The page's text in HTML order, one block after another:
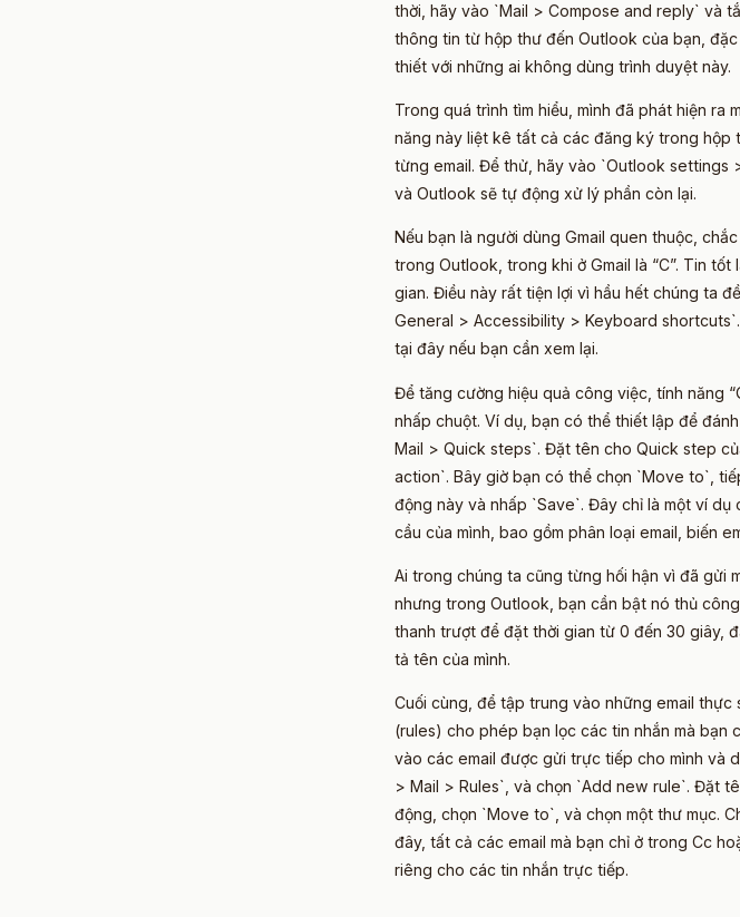
thời, hãy vào `Mail > Compose and reply` và
thông tin từ hộp thư đến Outlook của bạn,
thiết với những ai không dùng trình duyệt này.
Trong quá trình tìm hiểu, mình đã phát hiện ra
năng này liệt kê tất cả các đăng ký trong hộp
từng email. Để thử, hãy vào `Outlook settings
và Outlook sẽ tự động xử lý phần còn lại.
Nếu bạn là người dùng Gmail quen thuộc,
trong Outlook, trong khi ở Gmail là “C”. Tin
gian. Điều này rất tiện lợi vì hầu hết chúng ta
General > Accessibility > Keyboard
tại đây nếu bạn cần xem lại.
Để tăng cường hiệu quả công việc, tính năng
nhấp chuột. Ví dụ, bạn có thể thiết lập để
Mail > Quick steps`. Đặt tên cho Quick step
action`. Bây giờ bạn có thể chọn `Move to`,
động này và nhấp `Save`. Đây chỉ là một ví
cầu của mình, bao gồm phân loại email, biến
Ai trong chúng ta cũng từng hối hận vì đã gửi
nhưng trong Outlook, bạn cần bật nó thủ
thanh trượt để đặt thời gian từ 0 đến 30 giây,
tả tên của mình.
Cuối cùng, để tập trung vào những email
(rules) cho phép bạn lọc các tin nhắn mà
vào các email được gửi trực tiếp cho mình và
> Mail > Rules`, và chọn `Add new rule`. Đặt
động, chọn `Move to`, và chọn một thư mục.
đây, tất cả các email mà bạn chỉ ở trong Cc
riêng cho các tin nhắn trực tiếp.